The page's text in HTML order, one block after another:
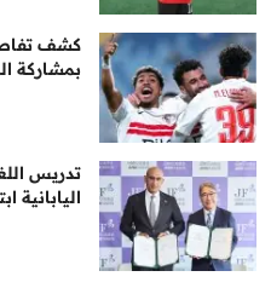
كشف
بمشاركة
تدريس
اليابانية